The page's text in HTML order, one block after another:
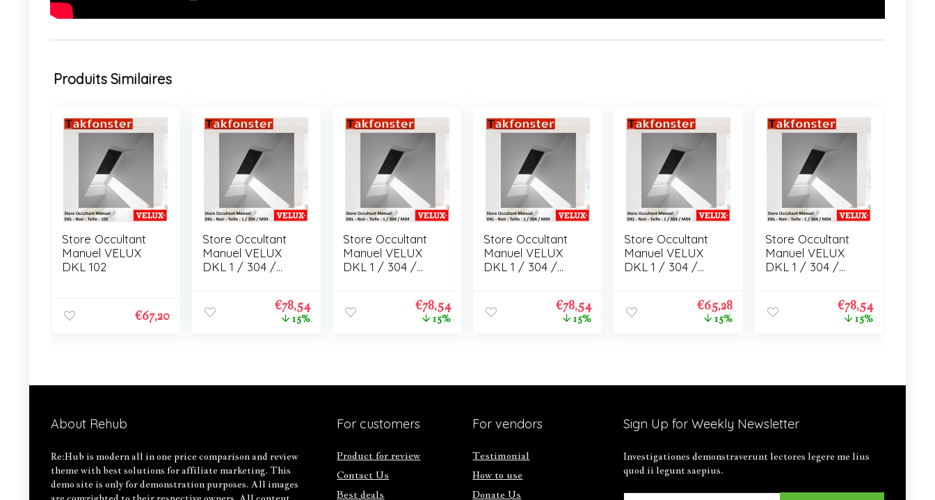
Produits Similaires
Store Occultant
Manuel VELUX
DKL 102
€67,20
Store Occultant
Manuel VELUX
DKL 1 / 304 /
€78,54
15%
Store Occultant
Manuel VELUX
DKL 1 / 304 /
€78,54
15%
Store Occultant
Manuel VELUX
DKL 1 / 304 /
€78,54
15%
Store Occultant
Manuel VELUX
DKL 1 / 304 /
€65,28
15%
Store Occultant
Manuel VELUX
DKL 1 / 304 /
€78,54
15%
About Rehub
Re:Hub is modern all in one price comparison and review
theme with best solutions for affiliate marketing. This
demo site is only for demonstration purposes. All images
For customers
Product for review
Contact Us
Best deals
For vendors
Testimonial
How to use
Donate Us
Sign Up for Weekly Newsletter
Investigationes demonstraverunt lectores legere me lius
quod ii legunt saepius.